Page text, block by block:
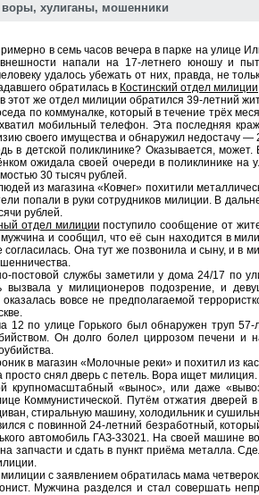
хулиганы, мошенники
в семь часов вечера в парке на улице
внешности напали на 17-летнего юношу и
удалось убежать от них, правда, не
обратилась в Костинский отдел милиции
этот же отдел милиции обратился 39-летний
по коммуналке, который в течение трёх
мобильный телефон. Эта последняя
своего имущества и обнаружил недостачу —
детской поликлинике? Оказывается, может.
ожидала своей очереди в поликлинике на
30 тысяч рублей.
из магазина «Ковчег» похитили
попали в руки сотрудников милиции. В
рублей.
отдел милиции поступило сообщение от
и сообщил, что её сын находится в
Она тут же позвонила и сыну, и в
постовой службы заметили у дома 24/17 по
у милиционеров подозрение, и
вовсе не предполагаемой
по улице Горького был обнаружен труп 57-
Он долго болел циррозом печени и
в магазин «Молочные реки» и похитил из
просто снял дверь с петель. Вора ищет милиция.
«вынос», или даже
Коммунистической. Путём отжатия дверей
стиральную машину, холодильник и
с повинной 24-летний безработный,
автомобиль ГАЗ-33021. На своей машине
запчасти и сдать в пункт приёма металла.
с заявлением обратилась мама
Мужчина разделся и стал совершать